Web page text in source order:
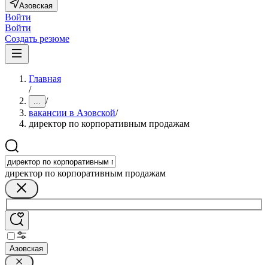
Азовская
Войти
Войти
Создать резюме
Главная
/
... /
вакансии в Азовской/
директор по корпоративным продажам
директор по корпоративным продажам
Азовская